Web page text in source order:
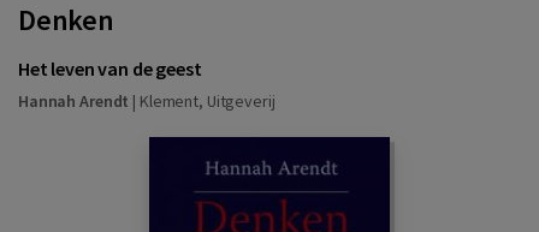
Denken
Het leven van de geest
Hannah Arendt | Klement, Uitgeverij